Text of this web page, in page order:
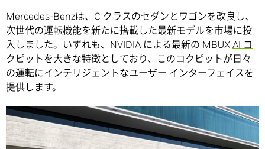
Mercedes-Benzは、C クラスのセダンとワゴンを改良し、
次世代の運転機能を新たに搭載した最新モデルを市場に投
入しました。いずれも、NVIDIA による最新の MBUX AI コ
クピットを大きな特徴としており、このコクピットが日々
の運転にインテリジェントなユーザー インターフェイスを
提供します。